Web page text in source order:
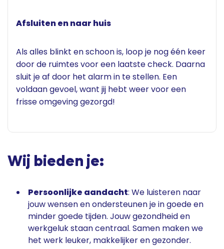
Afsluiten en naar huis
Als alles blinkt en schoon is, loop je nog één keer
door de ruimtes voor een laatste check. Daarna
sluit je af door het alarm in te stellen. Een
voldaan gevoel, want jij hebt weer voor een
frisse omgeving gezorgd!
Wij bieden je:
Persoonlijke aandacht: We luisteren naar
jouw wensen en ondersteunen je in goede en
minder goede tijden. Jouw gezondheid en
werkgeluk staan centraal. Samen maken we
het werk leuker, makkelijker en gezonder.